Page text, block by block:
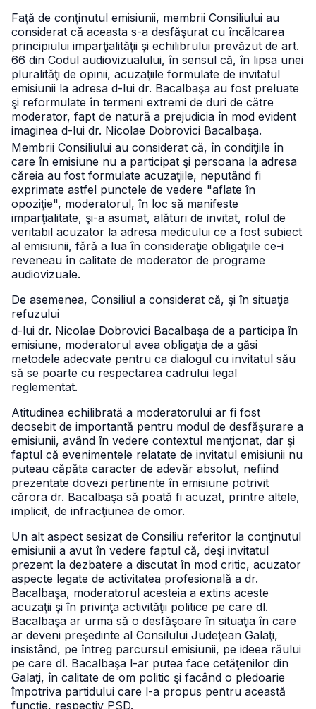
Faţă de conţinutul emisiunii, membrii Consiliului au
considerat că aceasta s-a desfăşurat cu încălcarea
principiului imparţialităţii şi echilibrului prevăzut de art.
66 din Codul audiovizualului, în sensul că, în lipsa unei
pluralităţi de opinii, acuzaţiile formulate de invitatul
emisiunii la adresa d-lui dr. Bacalbaşa au fost preluate
şi reformulate în termeni extremi de duri de către
moderator, fapt de natură a prejudicia în mod evident
imaginea d-lui dr. Nicolae Dobrovici Bacalbaşa.
Membrii Consiliului au considerat că, în condiţiile în
care în emisiune nu a participat şi persoana la adresa
căreia au fost formulate acuzaţiile, neputând fi
exprimate astfel punctele de vedere "aflate în
opoziţie", moderatorul, în loc să manifeste
imparţialitate, şi-a asumat, alături de invitat, rolul de
veritabil acuzator la adresa medicului ce a fost subiect
al emisiunii, fără a lua în consideraţie obligaţiile ce-i
reveneau în calitate de moderator de programe
audiovizuale.
De asemenea, Consiliul a considerat că, şi în situaţia
refuzului
d-lui dr. Nicolae Dobrovici Bacalbaşa de a participa în
emisiune, moderatorul avea obligaţia de a găsi
metodele adecvate pentru ca dialogul cu invitatul său
să se poarte cu respectarea cadrului legal
reglementat.
Atitudinea echilibrată a moderatorului ar fi fost
deosebit de importantă pentru modul de desfăşurare a
emisiunii, având în vedere contextul menţionat, dar şi
faptul că evenimentele relatate de invitatul emisiunii nu
puteau căpăta caracter de adevăr absolut, nefiind
prezentate dovezi pertinente în emisiune potrivit
cărora dr. Bacalbaşa să poată fi acuzat, printre altele,
implicit, de infracţiunea de omor.
Un alt aspect sesizat de Consiliu referitor la conţinutul
emisiunii a avut în vedere faptul că, deşi invitatul
prezent la dezbatere a discutat în mod critic, acuzator
aspecte legate de activitatea profesională a dr.
Bacalbaşa, moderatorul acesteia a extins aceste
acuzaţii şi în privinţa activităţii politice pe care dl.
Bacalbaşa ar urma să o desfăşoare în situaţia în care
ar deveni preşedinte al Consilului Judeţean Galaţi,
insistând, pe întreg parcursul emisiunii, pe ideea răului
pe care dl. Bacalbaşa l-ar putea face cetăţenilor din
Galaţi, în calitate de om politic şi facând o pledoarie
împotriva partidului care l-a propus pentru această
funcţie, respectiv PSD.